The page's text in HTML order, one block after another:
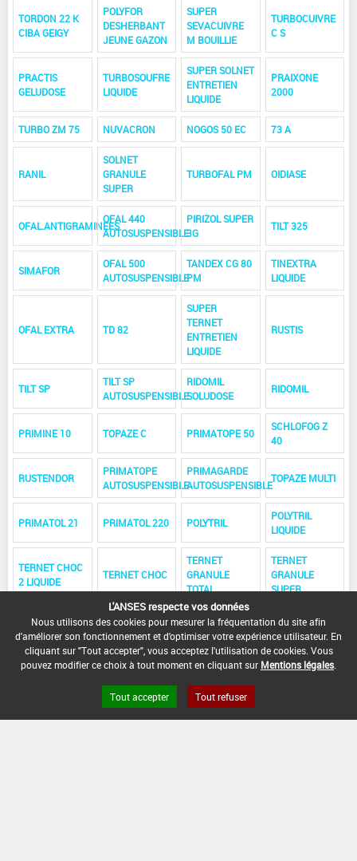
TORDON 22 K
CIBA GEIGY
POLYFOR
DESHERBANT
JEUNE GAZON
SUPER
SEVACUIVRE
M BOUILLIE
TURBOCUIVRE
C S
PRACTIS
GELUDOSE
TURBOSOUFRE
LIQUIDE
SUPER SOLNET
ENTRETIEN
LIQUIDE
PRAIXONE
2000
TURBO ZM 75 NUVACRON NOGOS 50 EC 73 A
RANIL
SOLNET
GRANULE
SUPER
TURBOFAL PM OIDIASE
OFAL.ANTIGRAMINEES
OFAL 440
AUTOSUSPENSIBLE
PIRIZOL SUPER
3G
TILT 325
SIMAFOR
OFAL 500
AUTOSUSPENSIBLE
TANDEX CG 80
PM
TINEXTRA
LIQUIDE
OFAL EXTRA TD 82
SUPER
TERNET
ENTRETIEN
LIQUIDE
RUSTIS
TILT SP
TILT SP
AUTOSUSPENSIBLE
RIDOMIL
SOLUDOSE
RIDOMIL
PRIMINE 10 TOPAZE C PRIMATOPE 50
SCHLOFOG Z
40
RUSTENDOR
PRIMATOPE
AUTOSUSPENSIBLE
PRIMAGARDE
AUTOSUSPENSIBLE
TOPAZE MULTI
PRIMATOL 21 PRIMATOL 220 POLYTRIL
POLYTRIL
LIQUIDE
TERNET CHOC
2 LIQUIDE
TERNET CHOC
TERNET
GRANULE
TOTAL
TERNET
GRANULE
SUPER
TERNET
ENTRETIEN
TERNET
ENTRETIEN
LIQUIDE
QUINOXONE
LIQUIDE
CONCENTRE
QUINOXONE
LOURD
CONCENTRE
400
POLYDIAL
SQUAL SUPER
L'ANSES respecte vos données
Nous utilisons des cookies pour mesurer la fréquentation du site afin
d'améliorer son fonctionnement et d'optimiser votre expérience utilisateur. En
cliquant sur "Tout accepter", vous acceptez l'utilisation de cookies. Vous
pouvez modifier ce choix à tout moment en cliquant sur Mentions légales
Tout accepter Tout refuser